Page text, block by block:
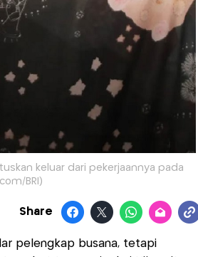
keluar dari pekerjaannya pada
BRI)
Share
pelengkap busana, tetapi